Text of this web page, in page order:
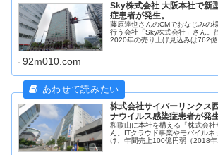
Sky株式会社 大阪本社で新
症患者が発生。
藤原達也さんのCMでおなじみの
行う会社「Sky株式会社」さん。
2020年の売り上げ見込みは762
92m010.com
株式会社サイバーリンクス
ナウイルス感染症患者が発生
和歌山に本社を構える「株式会社
ん。ITクラウド事業やモバイル
け、年間売上100億円弱（2018